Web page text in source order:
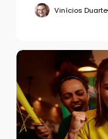
Vinícios Duarte
A
psicologia
do
apostador:
mantendo
o